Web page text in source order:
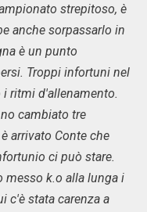
strepitoso, è
anche sorpassarlo in
è un punto
Troppi infortuni nel
ritmi d'allenamento.
cambiato tre
arrivato Conte che
ci può stare.
messo k.o alla lunga i
c'è stata carenza a